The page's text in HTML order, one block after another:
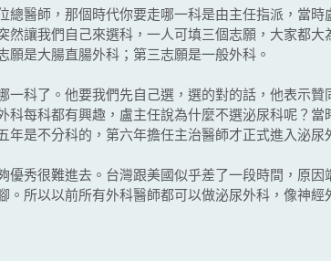
師，那個時代你要走哪一科是由主任指派，當時
讓我們自己來選科，一人可填三個志願，大家都
願是大腸直腸外科；第三志願是一般外科。
了。他要我們先自己選，選的對的話，他表示贊
每科都有興趣，盧主任說為什麼不選泌尿科呢？
是不分科的，第六年擔任主治醫師才正式進入泌尿
很難進去。台灣跟美國似乎差了一段時間，原因
所以以前所有外科醫師都可以做泌尿外科，像神